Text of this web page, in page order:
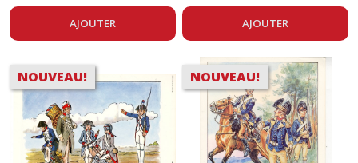
AJOUTER AJOUTER
NOUVEAU! NOUVEAU!